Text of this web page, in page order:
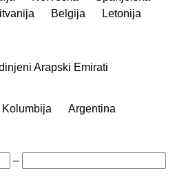
Belgija
Letonija
Arapski Emirati
Kolumbija
Argentina
–